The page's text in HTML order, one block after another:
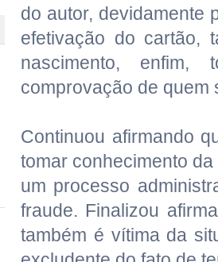
do autor, devidamente
efetivação do cartão,
nascimento, enfim,
comprovação de quem
Continuou afirmando
tomar conhecimento
um processo
fraude. Finalizou
também é vítima da